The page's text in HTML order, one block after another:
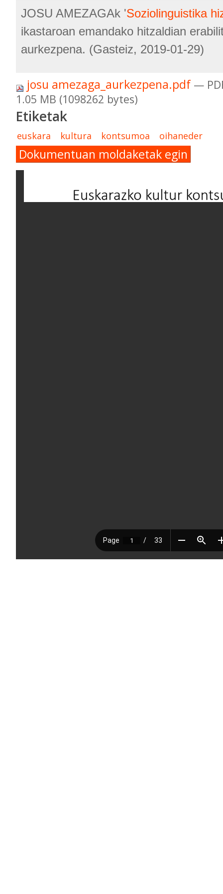
JOSU AMEZAGAk 'Soziolinguistika
ikastaroan emandako hitzaldian
aurkezpena. (Gasteiz, 2019-01-29)
josu amezaga_aurkezpena.pdf —
1.05 MB (1098262 bytes)
Etiketak
euskara kultura kontsumoa oihaneder
Dokumentuan moldaketak egin